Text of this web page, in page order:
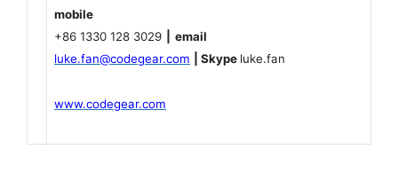
mobile
+86 1330 128 3029
email
luke.fan@codegear.com
Skype luke.fan
www.codegear.com